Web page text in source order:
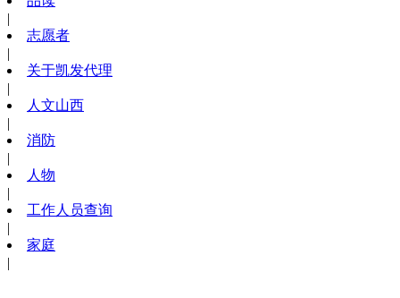
|
志愿者
|
关于凯发代理
|
人文山西
|
消防
|
人物
|
工作人员查询
|
家庭
|